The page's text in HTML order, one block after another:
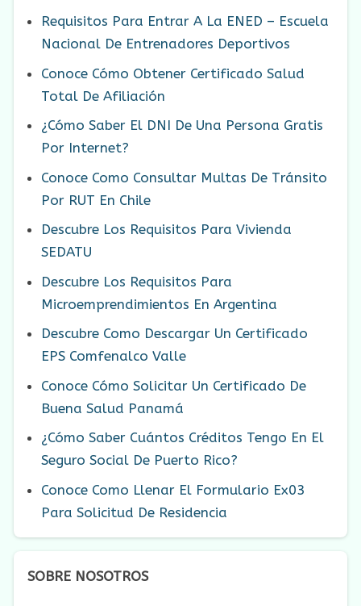
Requisitos Para Entrar A La ENED – Escuela
Nacional De Entrenadores Deportivos
Conoce Cómo Obtener Certificado Salud
Total De Afiliación
¿Cómo Saber El DNI De Una Persona Gratis
Por Internet?
Conoce Como Consultar Multas De Tránsito
Por RUT En Chile
Descubre Los Requisitos Para Vivienda
SEDATU
Descubre Los Requisitos Para
Microemprendimientos En Argentina
Descubre Como Descargar Un Certificado
EPS Comfenalco Valle
Conoce Cómo Solicitar Un Certificado De
Buena Salud Panamá
¿Cómo Saber Cuántos Créditos Tengo En El
Seguro Social De Puerto Rico?
Conoce Como Llenar El Formulario Ex03
Para Solicitud De Residencia
SOBRE NOSOTROS